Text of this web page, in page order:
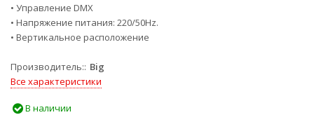
• Управление DMX
• Напряжение питания: 220/50Hz.
• Bертикальное расположение
Производитель: Big
Все характеристики
В наличии